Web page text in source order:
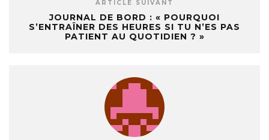
ARTICLE SUIVANT
JOURNAL DE BORD : « POURQUOI
S’ENTRAÎNER DES HEURES SI TU N’ES PAS
PATIENT AU QUOTIDIEN ? »